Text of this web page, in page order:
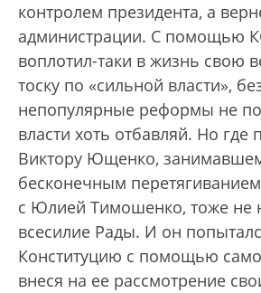
контролем президента, а
администрации. С помощью
воплотил-таки в жизнь свою
тоску по «сильной власти»,
непопулярные реформы не
власти хоть отбавляй. Но
Виктору Ющенко,
бесконечным
с Юлией Тимошенко, тоже не
всесилие Рады. И он
Конституцию с помощью
внеся на ее рассмотрение